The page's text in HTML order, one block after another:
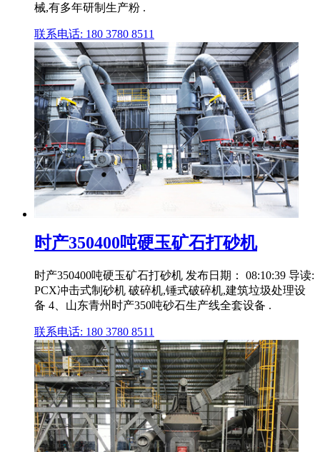
械,有多年研制生产粉 .
联系电话: 180 3780 8511
时产350400吨硬玉矿石打砂机
时产350400吨硬玉矿石打砂机 发布日期： 08:10:39 导读:
PCX冲击式制砂机 破碎机,锤式破碎机,建筑垃圾处理设
备 4、山东青州时产350吨砂石生产线全套设备 .
联系电话: 180 3780 8511